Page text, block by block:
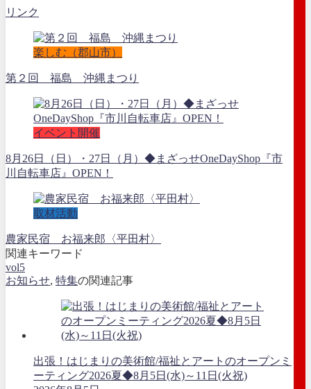
リンク
楽しむ（郡山市）
第２回 福島 沖縄まつり
イベント開催
8月26日（日）・27日（月）◆まざっせOneDayShop『市
川自転車店』OPEN！
取材活動
農家民宿 お福来郎〈平田村〉
関連キーワード
vol5
お知らせ, 特集の関連記事
出張！はじまりの美術館/福祉とアートのオープンミ
ーティング2026夏◆8月5日(水)～11日(火祝)